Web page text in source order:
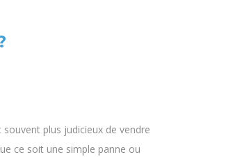
plus judicieux de vendre
ce soit une simple panne ou